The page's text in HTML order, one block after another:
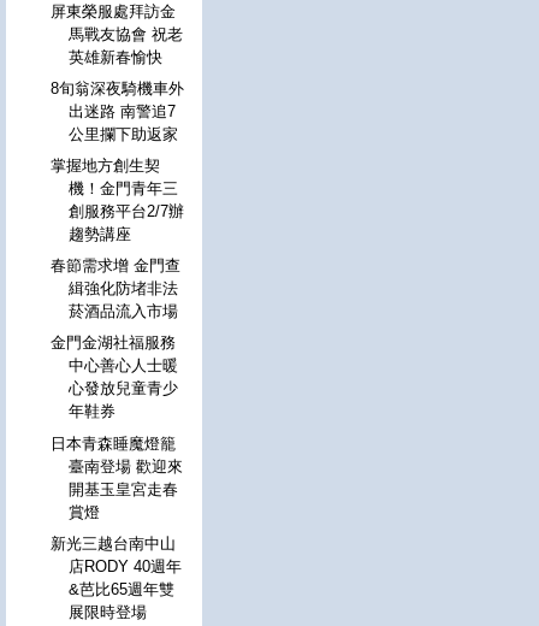
屏東榮服處拜訪金
馬戰友協會 祝老
英雄新春愉快
8旬翁深夜騎機車外
出迷路 南警追7
公里攔下助返家
掌握地方創生契
機！金門青年三
創服務平台2/7辦
趨勢講座
春節需求增 金門查
緝強化防堵非法
菸酒品流入市場
金門金湖社福服務
中心善心人士暖
心發放兒童青少
年鞋券
日本青森睡魔燈籠
臺南登場 歡迎來
開基玉皇宮走春
賞燈
新光三越台南中山
店RODY 40週年
&芭比65週年雙
展限時登場